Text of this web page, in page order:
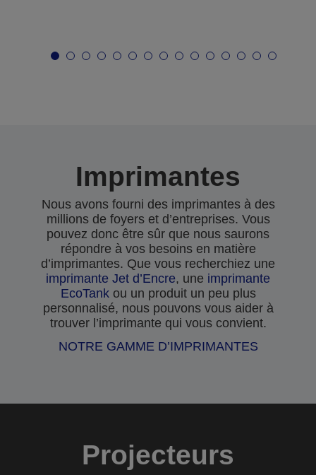
Imprimantes
Nous avons fourni des imprimantes à des
millions de foyers et d’entreprises. Vous
pouvez donc être sûr que nous saurons
répondre à vos besoins en matière
d’imprimantes. Que vous recherchiez une
imprimante Jet d’Encre, une imprimante
EcoTankou un produit un peu plus
personnalisé, nous pouvons vous aider à
trouver l’imprimante qui vous convient.
NOTRE GAMME D’IMPRIMANTES
Projecteurs